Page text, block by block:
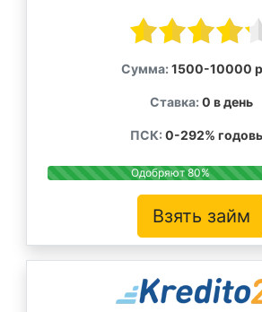
Сумма: 1500-10000
Ставка: 0 в день
ПСК: 0-292%
Одобряют 80%
Взять займ